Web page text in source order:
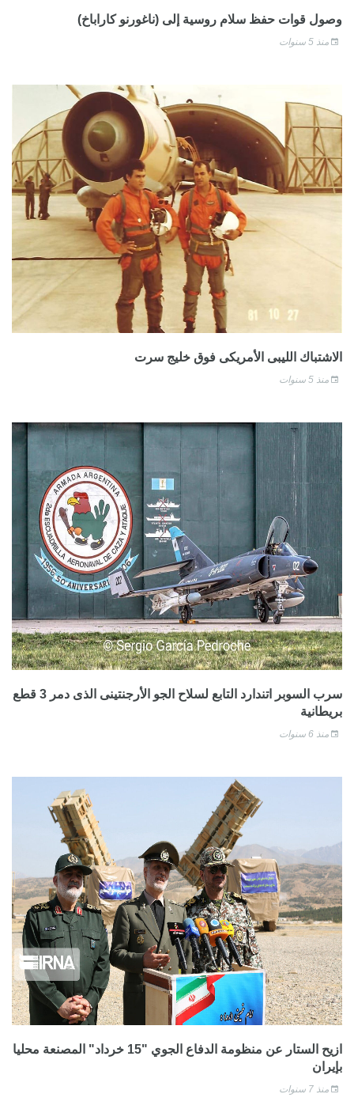
وصول قوات حفظ سلام روسية إلى (ناغورنو كاراباخ)
منذ 5 سنوات
الاشتباك الليبى الأمريكى فوق خليج سرت
منذ 5 سنوات
سرب السوبر اتندارد التابع لسلاح الجو الأرجنتينى الذى دمر 3 قطع
بريطانية
منذ 6 سنوات
ازيح الستار عن منظومة الدفاع الجوي "15 خرداد" المصنعة محليا
بإيران
منذ 7 سنوات